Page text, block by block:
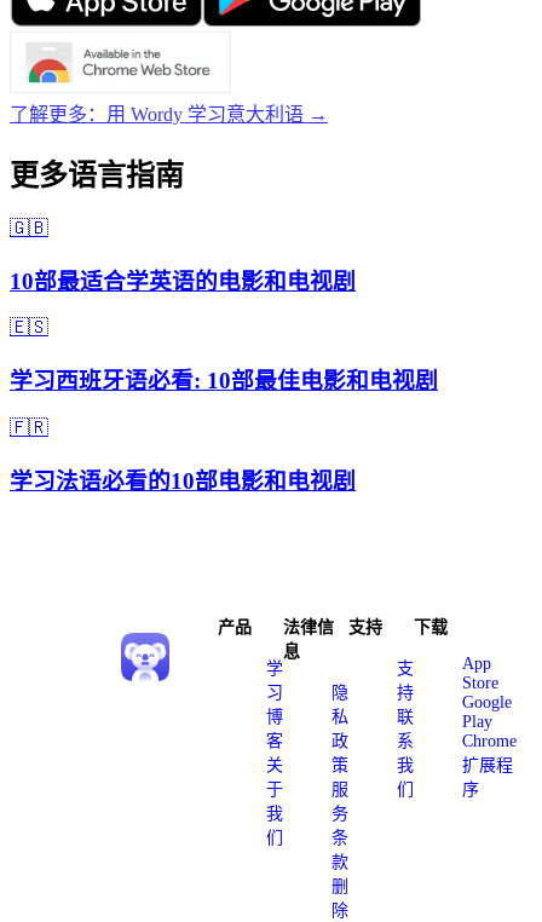
了解更多：用 Wordy 学习意大利语 →
更多语言指南
🇬🇧
10部最适合学英语的电影和电视剧
🇪🇸
学习西班牙语必看: 10部最佳电影和电视剧
🇫🇷
学习法语必看的10部电影和电视剧
产品
学
习
博
客
关
于
我
们
法律信
息
隐
私
政
策
服
务
条
款
删
除
支持
支
持
联
系
我
们
下载
App
Store
Google
Play
Chrome
扩展程
序